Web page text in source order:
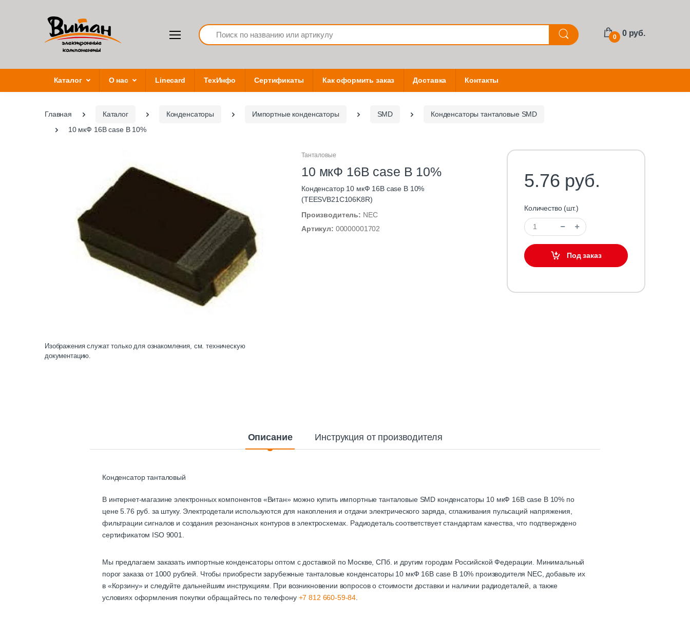
Search
0 0 руб.
Каталог О нас Linecard ТехИнфо Сертификаты Как оформить заказ Доставка Контакты
Главная Каталог Конденсаторы Импортные конденсаторы SMD
Конденсаторы танталовые SMD
10 мкФ 16В case В 10%
Изображения служат только для ознакомления, см. техническую
документацию.
Танталовые
10 мкФ 16В case В 10%
Конденсатор 10 мкФ 16В case B 10%
(TEESVB21C106K8R)
Производитель: NEC
Артикул: 00000001702
5.76 руб.
Количество (шт.)
Под заказ
Описание Инструкция от производителя
Конденсатор танталовый
В интернет-магазине электронных компонентов «Витан» можно купить импортные танталовые SMD конденсаторы 10 мкФ 16В case В 10% по
цене 5.76 руб. за штуку. Электродетали используются для накопления и отдачи электрического заряда, сглаживания пульсаций напряжения,
фильтрации сигналов и создания резонансных контуров в электросхемах. Радиодеталь соответствует стандартам качества, что подтверждено
сертификатом ISO 9001.
Мы предлагаем заказать импортные конденсаторы оптом с доставкой по Москве, СПб. и другим городам Российской Федерации. Минимальный
порог заказа от 1000 рублей. Чтобы приобрести зарубежные танталовые конденсаторы 10 мкФ 16В case В 10% производителя NEC, добавьте их
в «Корзину» и следуйте дальнейшим инструкциям. При возникновении вопросов о стоимости доставки и наличии радиодеталей, а также
условиях оформления покупки обращайтесь по телефону +7 812 660-59-84